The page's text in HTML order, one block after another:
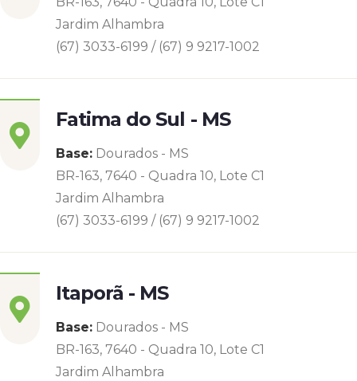
Jardim Alhambra
(67) 3033-6199 / (67) 9 9217-1002
Fatima do Sul - MS
Base: Dourados - MS
BR-163, 7640 - Quadra 10, Lote C1
Jardim Alhambra
(67) 3033-6199 / (67) 9 9217-1002
Itaporã - MS
Base: Dourados - MS
BR-163, 7640 - Quadra 10, Lote C1
Jardim Alhambra